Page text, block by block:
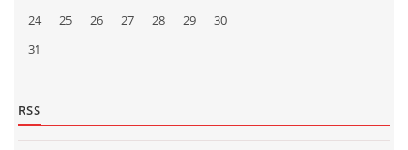
24
25 26 27 28 29
30
31
RSS